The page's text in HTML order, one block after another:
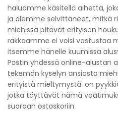
haluamme käsitellä aihetta,
ja olemme selvittäneet, mitkä
miehissä pitävät erityisen
rakkaamme ei voisi vastustaa
itsemme hänelle kuumissa
Postin yhdessä online-alustan
tekemän kyselyn ansiosta
erityistä mieltymystä. on
jotka täyttävät nämä
suoraan ostoskoriin.